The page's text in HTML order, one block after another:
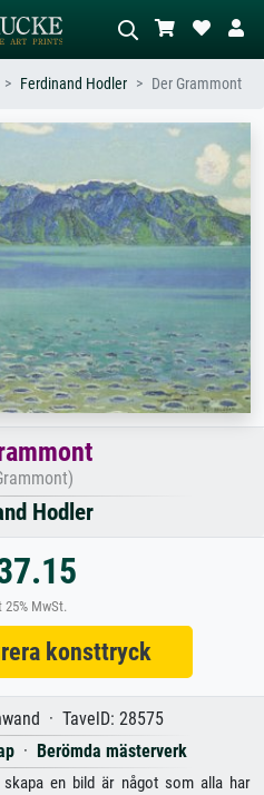
AI-bildsökning
Beskriv scenen – t.ex. grön äng,
abstrakt med mycket rött, mörk
oljemålning, stående naken bredvid ett
träd.
Ferdinand Hodler Der Grammont
Hodler
25% MwSt.
konsttryck
· TavelD: 28575
· Berömda mästerverk
en bild är något som alla har